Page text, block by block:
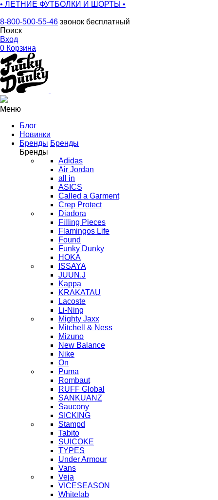
• ЛЕТНИЕ ФУТБОЛКИ И ШОРТЫ •
8-800-500-55-46 звонок бесплатный
Поиск
Вход
0 Корзина
Меню
Блог
Новинки
Бренды Бренды
Бренды
Adidas
Air Jordan
all in
ASICS
Called a Garment
Crep Protect
Diadora
Filling Pieces
Flamingos Life
Found
Funky Dunky
HOKA
ISSAYA
JUUN.J
Kappa
KRAKATAU
Lacoste
Li-Ning
Mighty Jaxx
Mitchell & Ness
Mizuno
New Balance
Nike
On
Puma
Rombaut
RUFF Global
SANKUANZ
Saucony
SICKING
Stampd
Tabito
SUICOKE
TYPES
Under Armour
Vans
Veja
VICESEASON
Whitelab